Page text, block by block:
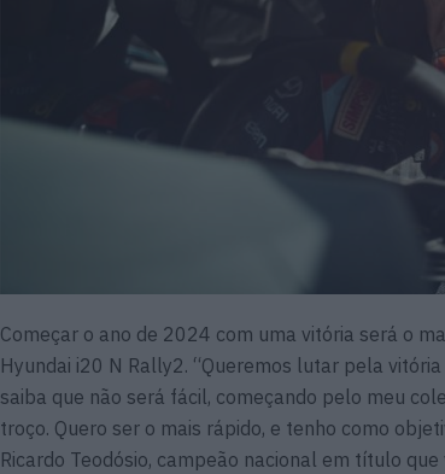
Começar o ano de 2024 com uma vitória será o
Hyundai i20 N Rally2. “Queremos lutar pela
saiba que não será fácil, começando pelo meu
troço. Quero ser o mais rápido, e tenho como
Ricardo Teodósio, campeão nacional em título